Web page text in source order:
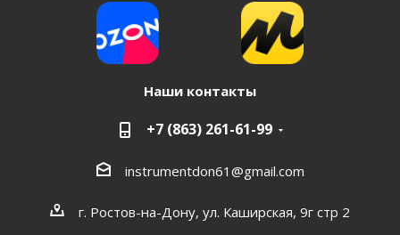
Наши контакты
+7 (863) 261-61-99
instrumentdon61@gmail.com
г. Ростов-на-Дону, ул. Каширская, 9г стр 2